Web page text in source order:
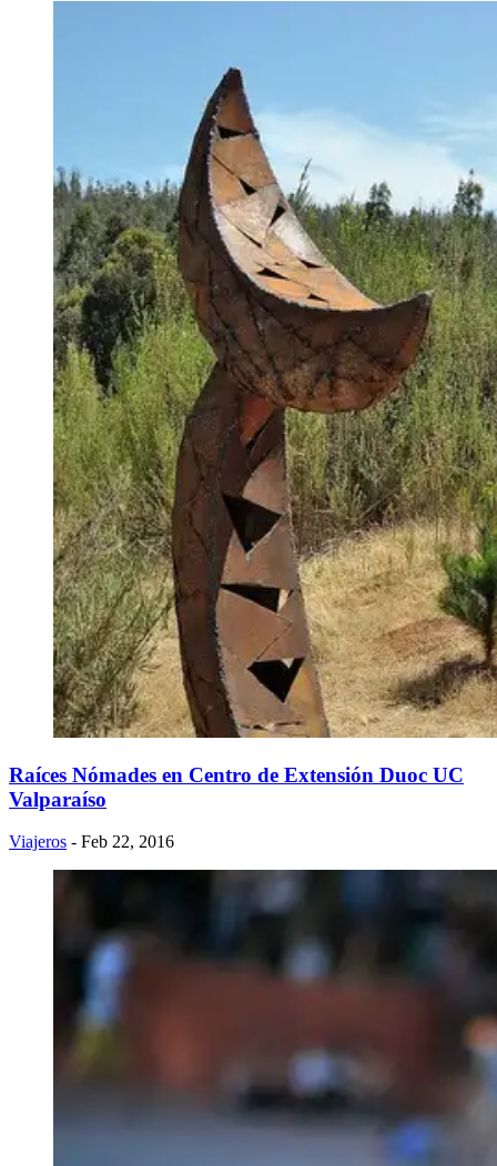
Raíces Nómades en Centro de Extensión Duoc UC
Valparaíso
Viajeros - Feb 22, 2016